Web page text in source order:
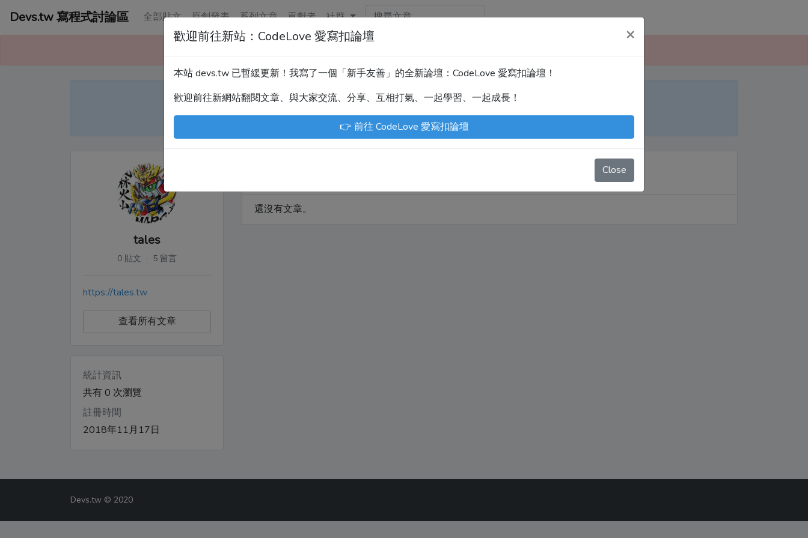
Devs.tw 寫程式討論區 全部貼文 原創發表 系列文章 貢獻者 社群
Devs.tw 是讓工程師寫筆記、網誌的平台。歡迎您隨手紀錄、寫作，方便日後搜尋！
尤川豪
Enoxs chenjenping Kevin Hou JuenTingShie
還沒有文章。
tales
0 貼文 · 5 留言
https://tales.tw
查看所有文章
統計資訊
共有 0 次瀏覽
註冊時間
2018年11月17日
歡迎前往新站：CodeLove 愛寫扣論壇 ×
本站 devs.tw 已暫緩更新！我寫了一個「新手友善」的全新論壇：CodeLove 愛寫扣論壇！
歡迎前往新網站翻閱文章、與大家交流、分享、互相打氣、一起學習、一起成長！
👉 前往 CodeLove 愛寫扣論壇
Close
Devs.tw © 2020